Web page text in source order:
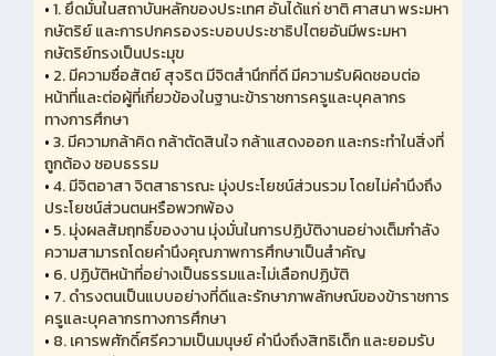
•1. ยึดมั่นในสถาบันหลักของประเทศ อันได้แก่ ชาติ ศาสนา พระมหา
กษัตริย์ และการปกครองระบอบประชาธิปไตยอันมีพระมหา
กษัตริย์ทรงเป็นประมุข
• 2. มีความซื่อสัตย์ สุจริต มีจิตสำนึกที่ดี มีความรับผิดชอบต่อ
หน้าที่และต่อผู้ที่เกี่ยวข้องในฐานะข้าราชการครูและบุคลากร
ทางการศึกษา
•3. มีความกล้าคิด กล้าตัดสินใจ กล้าแสดงออก และกระทำในสิ่งที่
ถูกต้อง ชอบธรรม
•4. มีจิตอาสา จิตสาธารณะ มุ่งประโยชน์ส่วนรวม โดยไม่คำนึงถึง
ประโยชน์ส่วนตนหรือพวกพ้อง
• 5. มุ่งผลสัมฤทธิ์ของงาน มุ่งมั่นในการปฏิบัติงานอย่างเต็มกำลัง
ความสามารถโดยคำนึงคุณภาพการศึกษาเป็นสำคัญ
• 6. ปฏิบัติหน้าที่อย่างเป็นธรรมและไม่เลือกปฏิบัติ
• 7. ดำรงตนเป็นแบบอย่างที่ดีและรักษาภาพลักษณ์ของข้าราชการ
ครูและบุคลากรทางการศึกษา
• 8. เคารพศักดิ์ศรีความเป็นมนุษย์ คำนึงถึงสิทธิเด็ก และยอมรับ